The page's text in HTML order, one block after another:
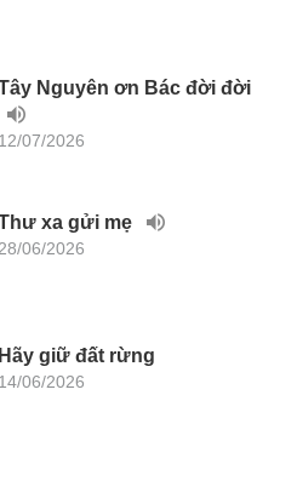
Nguyên ơn Bác đời đời
12/07/2026
xa gửi mẹ
28/06/2026
Hãy giữ đất rừng
14/06/2026